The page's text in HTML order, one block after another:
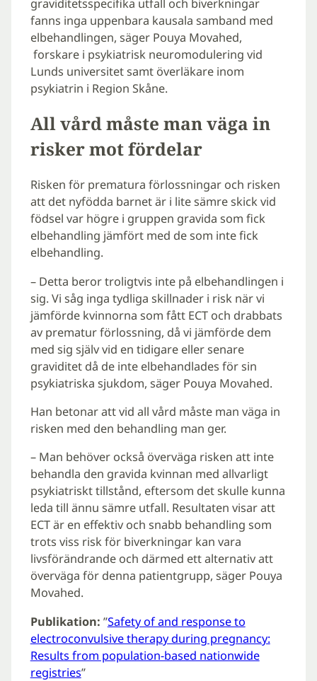
graviditetsspecifika utfall och biverkningar
fanns inga uppenbara kausala samband med
elbehandlingen, säger Pouya Movahed,
forskare i psykiatrisk neuromodulering vid
Lunds universitet samt överläkare inom
psykiatrin i Region Skåne.
All vård måste man väga in
risker mot fördelar
Risken för prematura förlossningar och risken
att det nyfödda barnet är i lite sämre skick vid
födsel var högre i gruppen gravida som fick
elbehandling jämfört med de som inte fick
elbehandling.
– Detta beror troligtvis inte på elbehandlingen i
sig. Vi såg inga tydliga skillnader i risk när vi
jämförde kvinnorna som fått ECT och drabbats
av prematur förlossning, då vi jämförde dem
med sig själv vid en tidigare eller senare
graviditet då de inte elbehandlades för sin
psykiatriska sjukdom, säger Pouya Movahed.
Han betonar att vid all vård måste man väga in
risken med den behandling man ger.
– Man behöver också överväga risken att inte
behandla den gravida kvinnan med allvarligt
psykiatriskt tillstånd, eftersom det skulle kunna
leda till ännu sämre utfall. Resultaten visar att
ECT är en effektiv och snabb behandling som
trots viss risk för biverkningar kan vara
livsförändrande och därmed ett alternativ att
överväga för denna patientgrupp, säger Pouya
Movahed.
Publikation: ”Safety of and response to
electroconvulsive therapy during pregnancy:
Results from population-based nationwide
registries”